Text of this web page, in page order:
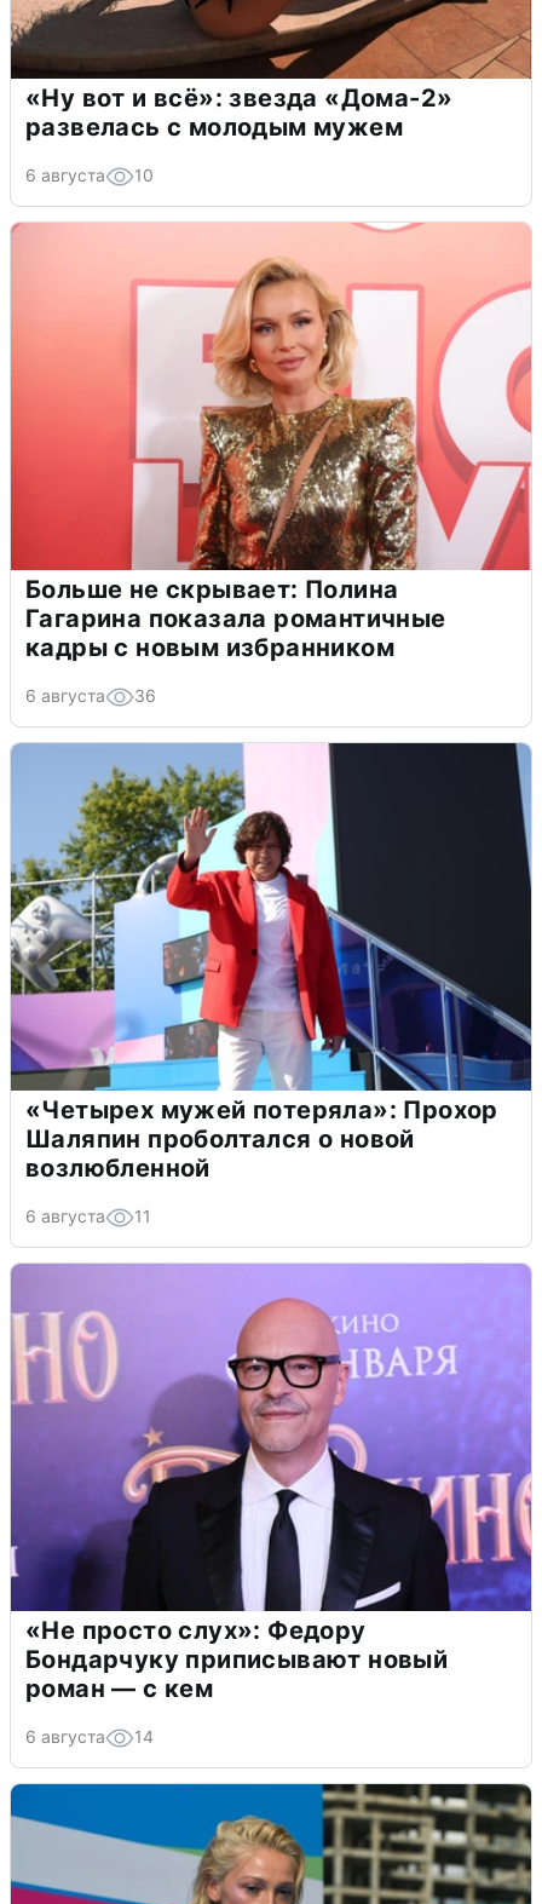
«Ну вот и всё»: звезда «Дома-2»
развелась с молодым мужем
6 августа 10
Больше не скрывает: Полина
Гагарина показала романтичные
кадры с новым избранником
6 августа 36
«Четырех мужей потеряла»: Прохор
Шаляпин проболтался о новой
возлюбленной
6 августа 11
«Не просто слух»: Федору
Бондарчуку приписывают новый
роман — с кем
6 августа 14